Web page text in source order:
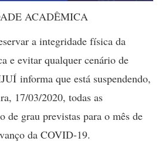
ACADÊMICA
a integridade física da
e evitar qualquer cenário de
informa que está suspendendo,
17/03/2020, todas as
de grau previstas para o mês de
da COVID-19.